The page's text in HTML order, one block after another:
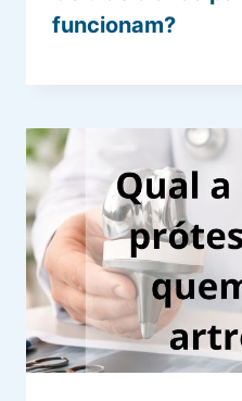
funcionam?